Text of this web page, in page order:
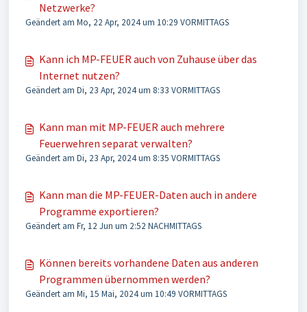
Netzwerke?
Geändert am Mo, 22 Apr, 2024 um 10:29 VORMITTAGS
Kann ich MP-FEUER auch von Zuhause über das
Internet nutzen?
Geändert am Di, 23 Apr, 2024 um 8:33 VORMITTAGS
Kann man mit MP-FEUER auch mehrere
Feuerwehren separat verwalten?
Geändert am Di, 23 Apr, 2024 um 8:35 VORMITTAGS
Kann man die MP-FEUER-Daten auch in andere
Programme exportieren?
Geändert am Fr, 12 Jun um 2:52 NACHMITTAGS
Können bereits vorhandene Daten aus anderen
Programmen übernommen werden?
Geändert am Mi, 15 Mai, 2024 um 10:49 VORMITTAGS